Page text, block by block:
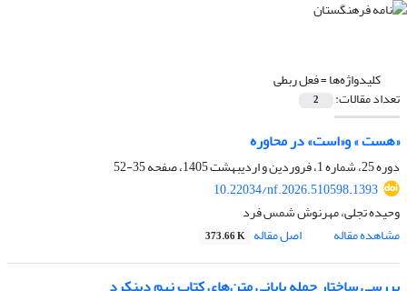
کلیدواژه‌ها =فعل ربطی
تعداد مقالات: 2
«هست » و«است» در محاوره
دوره 25، شماره 1، فروردین و اردیبهشت 1405، صفحه
35-52
10.22034/nf.2026.510598.1393
وحیده تجلی، مهرنوش شمس فرد
مشاهده مقاله
اصل مقاله 373.66 K